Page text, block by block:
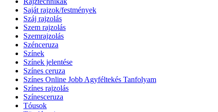
Saját rajzok/festmények
Száj rajzolás
Szem rajzolás
Szemrajzolás
Szénceruza
Színek
Színek jelentése
Színes ceruza
Színes Online Jobb Agyféltekés Tanfolyam
Színes rajzolás
Színesceruza
Tóusok